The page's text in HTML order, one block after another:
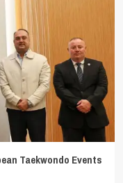
Taekwondo Events